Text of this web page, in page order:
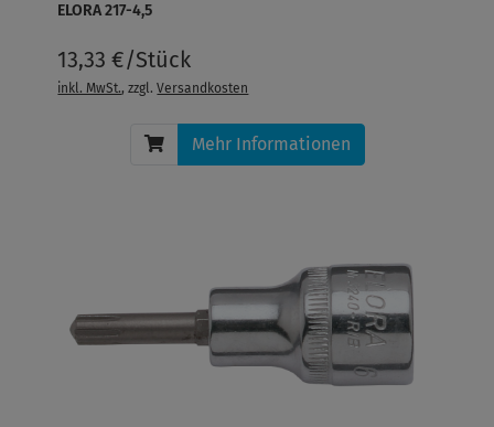
ELORA 217-4,5
13,33 €/Stück
inkl. MwSt., zzgl.Versandkosten
Mehr Informationen